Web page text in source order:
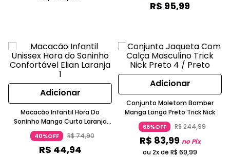
R$ 95,99
Adicionar
Macacão Infantil Hora Do
Soninho Manga Curta Laranja
Claro Elian
40%OFF R$74,90
R$ 44,94
Adicionar
Conjunto Moletom Bomber
Manga Longa Preto Trick Nick
66%OFF R$244,99
R$ 83,99 no Pix
ou 2x de R$ 69,99